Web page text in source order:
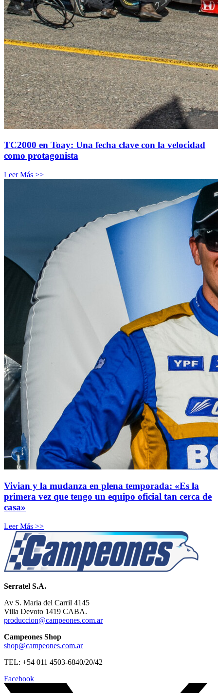
TC2000 en Toay: Una fecha clave con la velocidad
como protagonista
Leer Más >>
Vivian y la mudanza en plena temporada: «Es la
primera vez que tengo un equipo oficial tan cerca de
casa»
Leer Más >>
Serratel S.A.
Av S. Maria del Carril 4145
Villa Devoto 1419 CABA.
produccion@campeones.com.ar
Campeones Shop
shop@campeones.com.ar
TEL: +54 011 4503-6840/20/42
Facebook